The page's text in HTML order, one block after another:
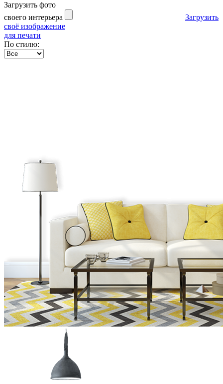
Загрузить фото
своего интерьера
Загрузить
своё изображение
для печати
По стилю: